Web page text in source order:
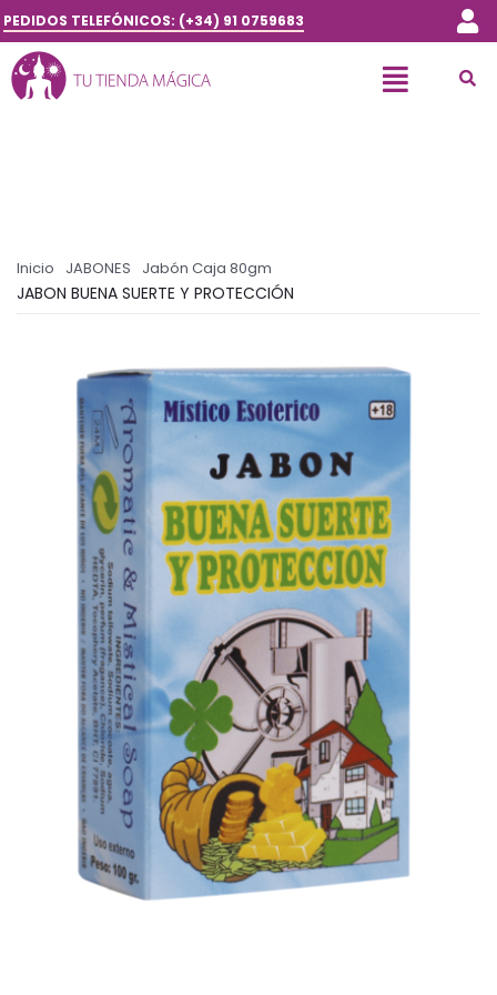
PEDIDOS TELEFÓNICOS: (+34) 91 0759683
Inicio JABONES Jabón Caja 80gm
JABON BUENA SUERTE Y PROTECCIÓN